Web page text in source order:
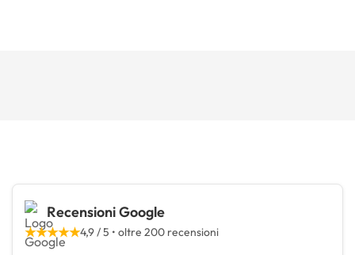
Recensioni Google
★★★★★4,9 / 5 • oltre 200 recensioni